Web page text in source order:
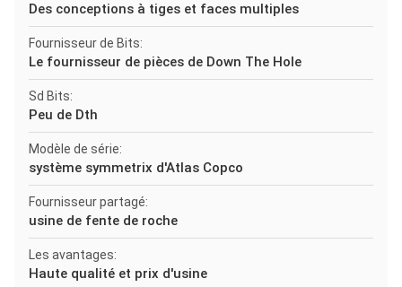
Des conceptions à tiges et faces multiples
Fournisseur de Bits:
Le fournisseur de pièces de Down The Hole
Sd Bits:
Peu de Dth
Modèle de série:
système symmetrix d'Atlas Copco
Fournisseur partagé:
usine de fente de roche
Les avantages:
Haute qualité et prix d'usine